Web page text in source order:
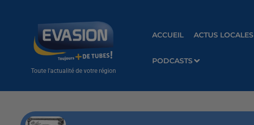
Toute l'actualité de votre région
ACCUEIL ACTUS LOCALES
PODCASTS